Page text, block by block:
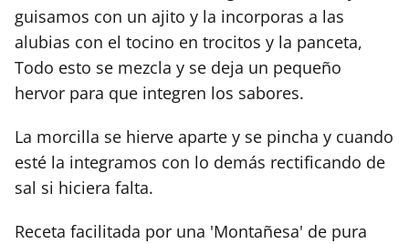
guisamos con un ajito y la incorporas a las
alubias con el tocino en trocitos y la panceta,
Todo esto se mezcla y se deja un pequeño
hervor para que integren los sabores.
La morcilla se hierve aparte y se pincha y cuando
esté la integramos con lo demás rectificando de
sal si hiciera falta.
Receta facilitada por una 'Montañesa' de pura